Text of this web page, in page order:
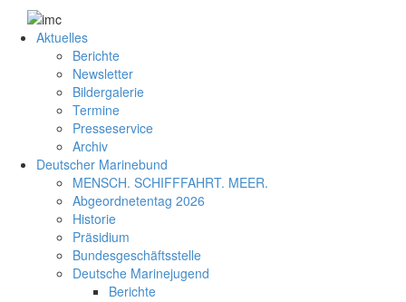
Aktuelles
Berichte
Newsletter
Bildergalerie
Termine
Presseservice
Archiv
Deutscher Marinebund
MENSCH. SCHIFFFAHRT. MEER.
Abgeordnetentag 2026
Historie
Präsidium
Bundesgeschäftsstelle
Deutsche Marinejugend
Berichte